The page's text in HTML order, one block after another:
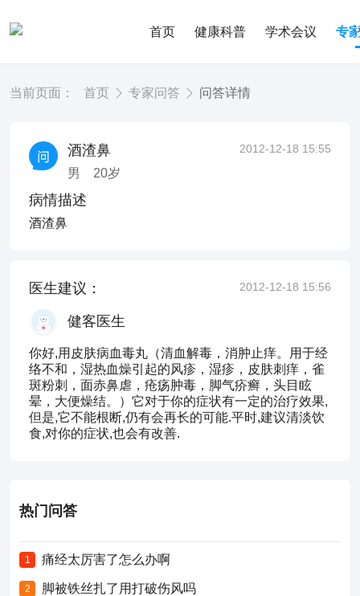
首页 健康科普 学术会议 专
当前页面： 首页 专家问答 问答详情
酒渣鼻
男 20岁
2012-12-18 15:55
病情描述
酒渣鼻
医生建议： 2012-12-18 15:56
健客医生
你好,用皮肤病血毒丸（清血解毒，消肿止痒。用于经
络不和，湿热血燥引起的风疹，湿疹，皮肤刺痒，雀
斑粉刺，面赤鼻虐，疮疡肿毒，脚气疥癣，头目眩
晕，大便燥结。）它对于你的症状有一定的治疗效果,
但是,它不能根断,仍有会再长的可能.平时,建议清淡饮
食,对你的症状,也会有改善.
热门问答
1 痛经太厉害了怎么办啊
2 脚被铁丝扎了用打破伤风吗